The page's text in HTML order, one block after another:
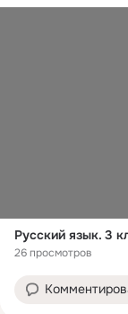
26 просмотров